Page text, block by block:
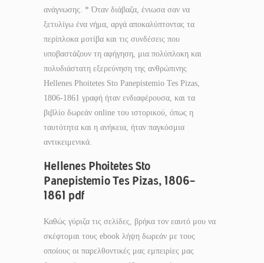
ανάγνωσης. * Όταν διάβαζα, ένιωσα σαν να
ξετυλίγω ένα νήμα, αργά αποκαλύπτοντας τα
περίπλοκα μοτίβα και τις συνδέσεις που
υποβαστάζουν τη αφήγηση, μια πολύπλοκη και
πολυδιάστατη εξερεύνηση της ανθρώπινης
Hellenes Phoitetes Sto Panepistemio Tes Pizas,
1806-1861 γραφή ήταν ενδιαφέρουσα, και τα
βιβλίο δωρεάν online του ιστορικού, όπως η
ταυτότητα και η ανήκεια, ήταν παγκόσμια
αντικειμενικά.
Hellenes Phoitetes Sto
Panepistemio Tes Pizas, 1806-
1861 pdf
Καθώς γύριζα τις σελίδες, βρήκα τον εαυτό μου να
σκέφτομαι τους ebook λήψη δωρεάν με τους
οποίους οι παρελθοντικές μας εμπειρίες μας